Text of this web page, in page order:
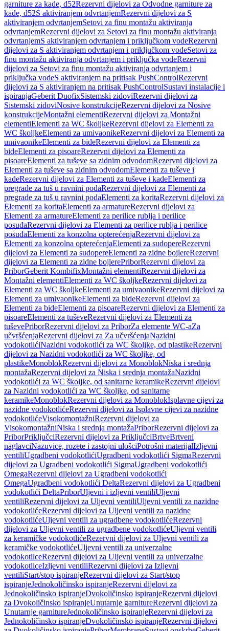
garniture za kade, d52Rezervni dijelovi za Odvodne garniture za
kade, d52S aktiviranjem odvrtanjemRezervni dijelovi za S
aktiviranjem odvrtanjemSetovi za finu montažu aktiviranja
odvrtanjemRezervni dijelovi za Setovi za finu montažu aktiviranja
odvrtanjemS aktiviranjem odvrtanjem i priključkom vodeRezervni
dijelovi za S aktiviranjem odvrtanjem i priključkom vodeSetovi za
finu montažu aktiviranja odvrtanjem i priključka vodeRezervni
dijelovi za Setovi za finu montažu aktiviranja odvrtanjem i
priključka vodeS aktiviranjem na pritisak PushControlRezervni
dijelovi za S aktiviranjem na pritisak PushControlSustavi instalacije i
ispiranjaGeberit DuofixSistemski zidoviRezervni dijelovi za
Sistemski zidoviNosive konstrukcijeRezervni dijelovi za Nosive
konstrukcijeMontažni elementiRezervni dijelovi za Montažni
elementiElementi za WC školjkeRezervni dijelovi za Elementi za
WC školjkeElementi za umivaonikeRezervni dijelovi za Elementi za
umivaonikeElementi za bideRezervni dijelovi za Elementi za
bideElementi za pisoareRezervni dijelovi za Elementi za
pisoareElementi za tuševe sa zidnim odvodomRezervni dijelovi za
Elementi za tuševe sa zidnim odvodomElementi za tuševe i
kadeRezervni dijelovi za Elementi za tuševe i kadeElementi za
pregrade za tuš u ravnini podaRezervni dijelovi za Elementi za
pregrade za tuš u ravnini podaElementi za koritaRezervni dijelovi za
Elementi za koritaElementi za armatureRezervni dijelovi za
Elementi za armatureElementi za perilice rublja i perilice
posuđaRezervni dijelovi za Elementi za perilice rublja i perilice
posuđaElementi za konzolna opterećenjaRezervni dijelovi za
Elementi za konzolna opterećenjaElementi za sudopereRezervni
dijelovi za Elementi za sudopereElementi za zidne bojlereRezervni
dijelovi za Elementi za zidne bojlerePriborRezervni dijelovi za
PriborGeberit KombifixMontažni elementiRezervni dijelovi za
Montažni elementiElementi za WC školjkeRezervni dijelovi za
Elementi za WC školjkeElementi za umivaonikeRezervni dijelovi za
Elementi za umivaonikeElementi za bideRezervni dijelovi za
Elementi za bideElementi za pisoareRezervni dijelovi za Elementi za
pisoareElementi za tuševeRezervni dijelovi za Elementi za
tuševePriborRezervni dijelovi za PriborZa elemente WC-aZa
učvršćenjaRezervni dijelovi za Za učvršćenjaNazidni
vodokotlićiNazidni vodokotlići za WC školjke, od plastikeRezervni
dijelovi za Nazidni vodokotlići za WC školjke, od
plastikeMonoblokRezervni dijelovi za MonoblokNiska i srednja
montažaRezervni dijelovi za Niska i srednja montažaNazidni
vodokotlići za WC školjke, od sanitarne keramikeRezervni dijelovi
za Nazidni vodokotlići za WC školjke, od sanitarne
keramikeMonoblokRezervni dijelovi za MonoblokIsplavne cijevi za
nazidne vodokotlićeRezervni dijelovi za Isplavne cijevi za nazidne
vodokotlićeVisokomontažniRezervni dijelovi za
VisokomontažniNiska i srednja montažaPriborRezervni dijelovi za
PriborPriključciRezervni dijelovi za PriključciBrtveBrtveni
naglavciNazuvice, rozete i zastojni ulošciPotrošni materijalIzljevni
ventiliUgradbeni vodokotlićiUgradbeni vodokotlići SigmaRezervni
dijelovi za Ugradbeni vodokotlići SigmaUgradbeni vodokotlići
OmegaRezervni dijelovi za Ugradbeni vodokotlići
OmegaUgradbeni vodokotlići DeltaRezervni dijelovi za Ugradbeni
vodokotlići DeltaPriborUljevni i izljevni ventiliUljevni
ventiliRezervni dijelovi za Uljevni ventiliUljevni ventili za nazidne
vodokotlićeRezervni dijelovi za Uljevni ventili za nazidne
vodokotlićeUljevni ventili za ugradbene vodokotlićeRezervni
dijelovi za Uljevni ventili za ugradbene vodokotlićeUljevni ventili
za keramičke vodokotlićeRezervni dijelovi za Uljevni ventili za
keramičke vodokotlićeUljevni ventili za univerzalne
vodokotliceRezervni dijelovi za Uljevni ventili za univerzalne
vodokotliceIzljevni ventiliRezervni dijelovi za Izljevni
ventiliStart/stop ispiranjeRezervni dijelovi za Start/stop
ispiranjeJednokoličinsko ispiranjeRezervni dijelovi za
Jednokoličinsko ispiranjeDvokoličinsko ispiranjeRezervni dijelovi
za Dvokoličinsko ispiranjeUnutarnje garnitureRezervni dijelovi za
Unutarnje garnitureJednokoličinsko ispiranjeRezervni dijelovi za
Jednokoličinsko ispiranjeDvokoličinsko ispiranjeRezervni dijelovi